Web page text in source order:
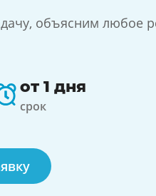
объясним любое
от 1 дня
срок